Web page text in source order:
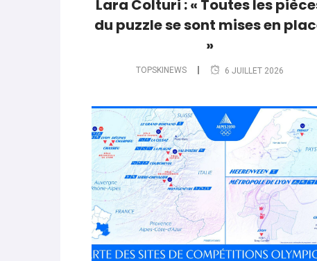
Lara Colturi : « Toutes les
du puzzle se sont mises en
»
TOPSKINEWS 6 JUILLET 2026